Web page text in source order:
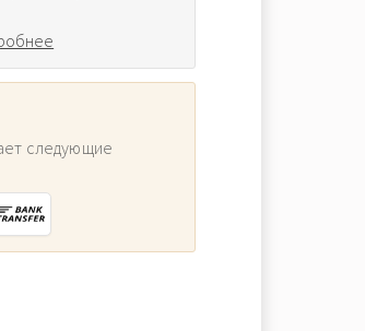
следующие